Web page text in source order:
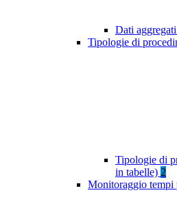
Dati
Tipologie di
Tipologie di
in tabelle) 2
Monitoraggio tempi